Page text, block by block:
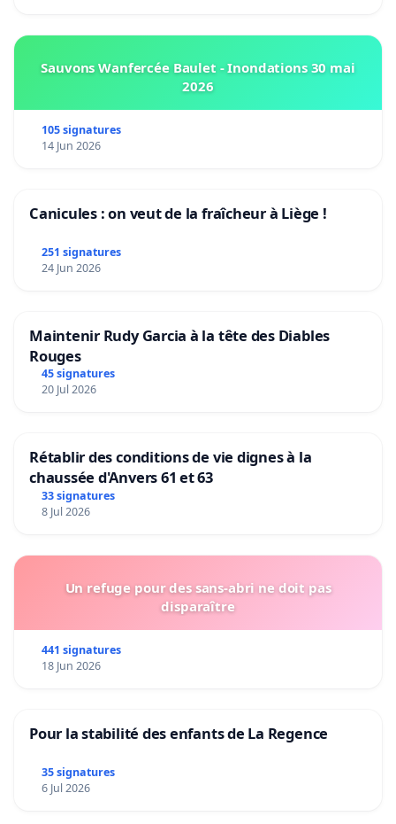
Sauvons Wanfercée Baulet - Inondations 30 mai
2026
105 signatures
14 Jun 2026
Canicules : on veut de la fraîcheur à Liège !
251 signatures
24 Jun 2026
Maintenir Rudy Garcia à la tête des Diables
Rouges
45 signatures
20 Jul 2026
Rétablir des conditions de vie dignes à la
chaussée d'Anvers 61 et 63
33 signatures
8 Jul 2026
Un refuge pour des sans-abri ne doit pas
disparaître
441 signatures
18 Jun 2026
Pour la stabilité des enfants de La Regence
35 signatures
6 Jul 2026